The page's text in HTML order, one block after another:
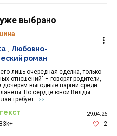
выбрано
лишь очередная сделка, только
отношений" – говорят родители,
выгодные партии среди
Но сердце юной Вилды
требует...
>>
Любовно-
роман
29.04.26
2